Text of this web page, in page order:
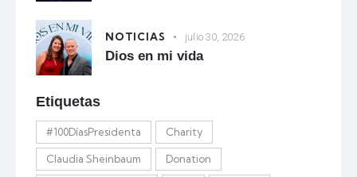
NOTICIAS julio 30, 2026
Dios en mi vida
Etiquetas
#100DíasPresidenta Charity
Claudia Sheinbaum Donation